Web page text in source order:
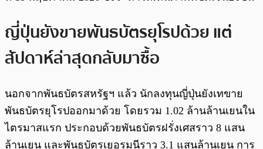
ญี่ปุ่นยังขายพันธบัตรยุโรปด้วย แต่
สัปดาห์ล่าสุดกลับมาซื้อ
นอกจากพันธบัตรสหรัฐฯ แล้ว นักลงทุนญี่ปุ่นยังเทขาย
พันธบัตรยุโรปออกมาด้วย โดยรวม 1.02 ล้านล้านเยนใน
ไตรมาสแรก ประกอบด้วยพันธบัตรฝรั่งเศสราว 8 แสน
ล้านเยน และพันธบัตรเยอรมนีราว 3.1 แสนล้านเยน การ